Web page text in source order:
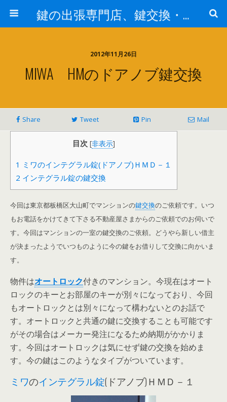
鍵の出張専門店、鍵交換・修理が格安料金/東京・埼玉・さいたま市
2012年11月26日
MIWA HMのドアノブ鍵交換
Share Tweet Pin Mail
目次 [非表示]
1 ミワのインテグラル錠(ドアノブ)ＨＭＤ－１
2 インテグラル錠の鍵交換
今回は東京都板橋区大山町でマンションの鍵交換のご依頼です。いつ
もお電話をかけてきて下さる不動産屋さまからのご依頼でのお伺いで
す。 今回はマンションの一室の鍵交換のご依頼。どうやら新しい借主
が決まったようでいつものように今の鍵をお借りして交換に向かいま
す。
物件はオートロック付きのマンション。今現在はオート
ロックのキーとお部屋のキーが別々になっており、今回
もオートロックとは別々になって構わないとのお話で
す。オートロックと共通の鍵に交換することも可能です
がその場合はメーカー発注になるため納期がかかりま
す。今回はオートロックは気にせず鍵の交換を始めま
す。今の鍵はこのようなタイプがついています。
ミワのインテグラル錠(ドアノブ)ＨＭＤ－１